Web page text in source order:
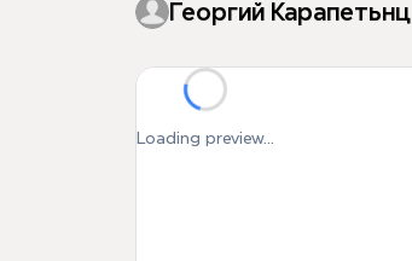
Георгий Карапетьнц
Loading preview...